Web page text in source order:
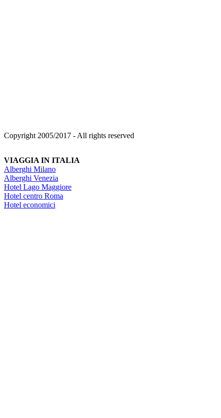
Copyright 2005/2017 - All rights reserved
VIAGGIA IN ITALIA
Alberghi Milano
Alberghi Venezia
Hotel Lago Maggiore
Hotel centro Roma
Hotel economici